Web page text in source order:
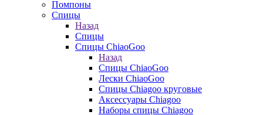
Помпоны
Спицы
Назад
Спицы
Спицы ChiaoGoo
Назад
Спицы ChiaoGoo
Лески ChiaoGoo
Cпицы Сhiagoo круговые
Аксессуары Chiagoo
Наборы спицы Chiagoo